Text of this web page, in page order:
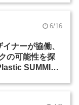
6/16
ナーが協働、
の可能性を探
SUMMIT